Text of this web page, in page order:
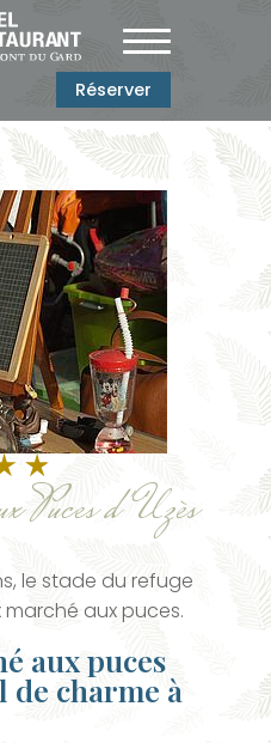
Réserver
d'Uzès
le stade du refuge
marché aux puces.
aux puces
de charme à